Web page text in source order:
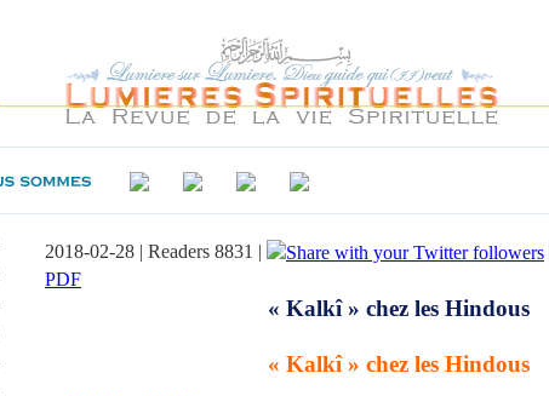
2018-02-28 | Readers 8831 |
PDF
« Kalkî » chez les Hindous
« Kalkî » chez les Hindous